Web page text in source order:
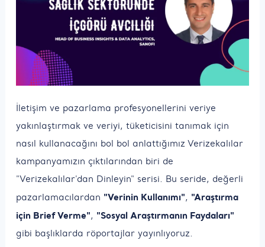
İletişim ve pazarlama profesyonellerini veriye
yakınlaştırmak ve veriyi, tüketicisini tanımak için
nasıl kullanacağını bol bol anlattığımız Verizekalılar
kampanyamızın çıktılarından biri de
"Verizekalılar'dan Dinleyin" serisi. Bu seride, değerli
pazarlamacılardan "Verinin Kullanımı", "Araştırma
için Brief Verme", "Sosyal Araştırmanın Faydaları"
gibi başlıklarda röportajlar yayınlıyoruz.